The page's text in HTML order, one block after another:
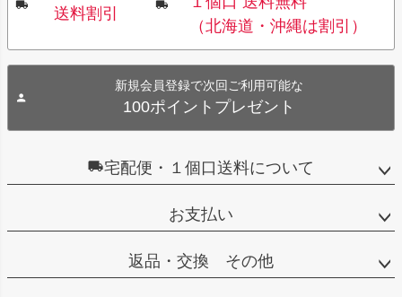
送料割引
（北海道・沖縄は割引）
新規会員登録で次回ご利用可能な
100ポイントプレゼント
宅配便・１個口送料について
お支払い
返品・交換 その他